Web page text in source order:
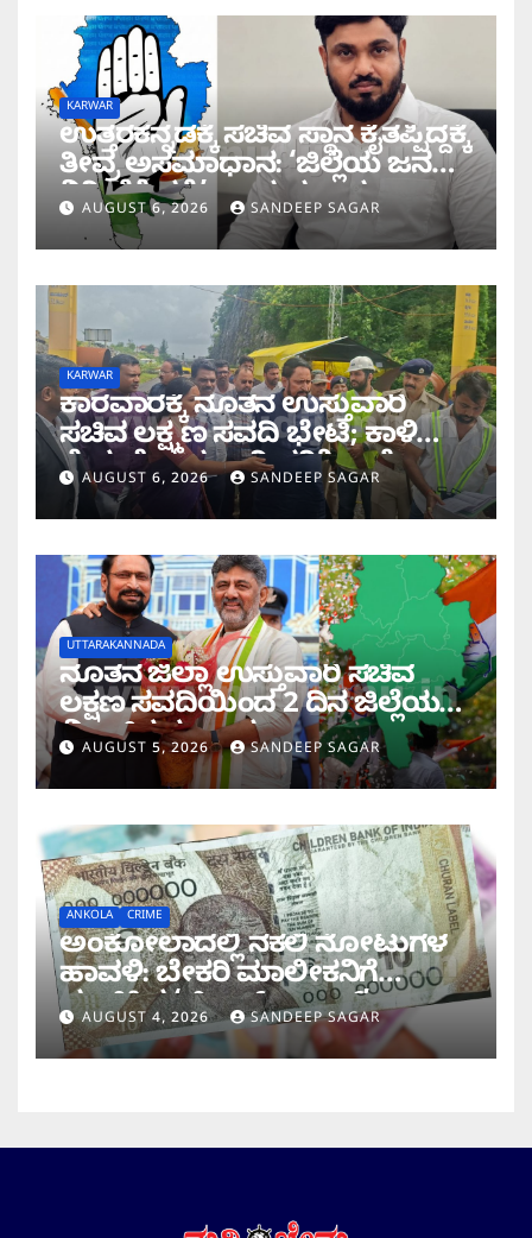
KARWAR
ಉತ್ತರಕನ್ನಡಕ್ಕೆ ಸಚಿವ ಸ್ಥಾನ ಕೈತಪ್ಪಿದ್ದಕ್ಕೆ
ತೀವ್ರ ಅಸಮಾಧಾನ: ‘ಜಿಲ್ಲೆಯ ಜನರ
ನಿರೀಕ್ಷೆಗೆ ಧಕ್ಕೆ’ ಎಂದ ಪ್ರಸಾದ
ಗಾಂವಕರ್
AUGUST 6, 2026 SANDEEP SAGAR
KARWAR
ಕಾರವಾರಕ್ಕೆ ನೂತನ ಉಸ್ತುವಾರಿ
ಸಚಿವ ಲಕ್ಷ್ಮಣ ಸವದಿ ಭೇಟಿ; ಕಾಳಿ
ಸೇತುವೆ ಕಾಮಗಾರಿ ಪರಿಶೀಲನೆ
AUGUST 6, 2026 SANDEEP SAGAR
UTTARAKANNADA
ನೂತನ ಜಿಲ್ಲಾ ಉಸ್ತುವಾರಿ ಸಚಿವ
ಲಕ್ಷಣ ಸವದಿಯಿಂದ 2 ದಿನ ಜಿಲ್ಲೆಯಲ್ಲಿ
ಮಿಂಚಿನ ಸಂಚಾರ
AUGUST 5, 2026 SANDEEP SAGAR
ANKOLA CRIME
ಅಂಕೋಲಾದಲ್ಲಿ ನಕಲಿ ನೋಟುಗಳ
ಹಾವಳಿ: ಬೇಕರಿ ಮಾಲೀಕನಿಗೆ
ವಂಚಿಸಿದ ‘ಚಿಲ್ಡ್ರನ್ ಬ್ಯಾಂಕ್’
ನೋಟು!
AUGUST 4, 2026 SANDEEP SAGAR